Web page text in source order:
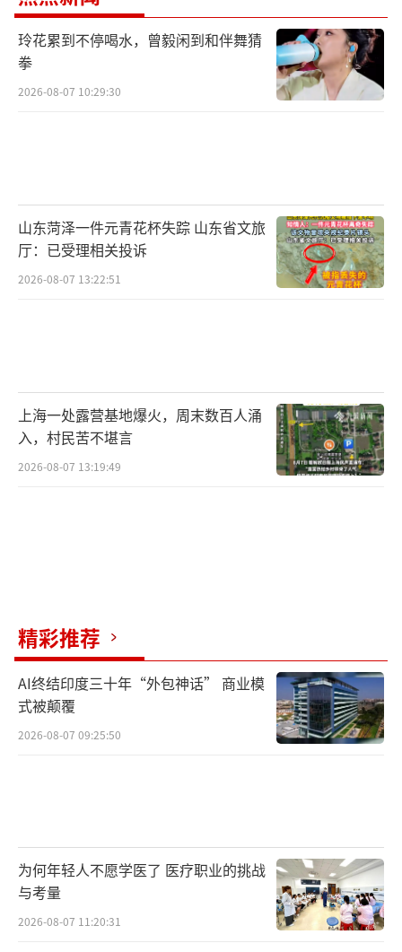
玲花累到不停喝水，曾毅闲到和伴舞猜
拳
2026-08-07 10:29:30
山东菏泽一件元青花杯失踪 山东省文旅
厅：已受理相关投诉
2026-08-07 13:22:51
上海一处露营基地爆火，周末数百人涌
入，村民苦不堪言
2026-08-07 13:19:49
精彩推荐
AI终结印度三十年“外包神话” 商业模
式被颠覆
2026-08-07 09:25:50
为何年轻人不愿学医了 医疗职业的挑战
与考量
2026-08-07 11:20:31